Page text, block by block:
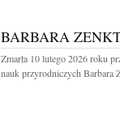
BARBARA
Zmarła 10 lutego 2026 roku
nauk przyrodniczych Barbara